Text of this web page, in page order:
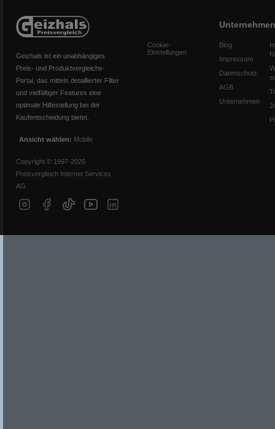
Geizhals ist ein unabhängiges
Preis- und Produktvergleichs-
Portal, das mittels detaillierter Filter
und vielfältiger Features eine
optimale Hilfestellung bei der
Kaufentscheidung bietet.
Ansicht wählen: Mobile
Copyright © 1997-2026
Preisvergleich Internet Services
AG
Cookie-
Einstellungen
Unternehmen
Blog
Impressum
Datenschutz
AGB
Unternehmen